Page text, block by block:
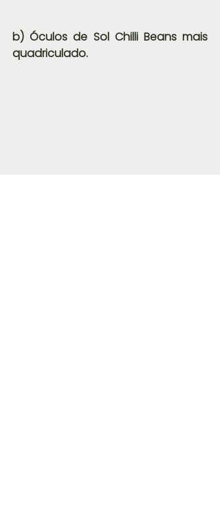
b) Óculos de Sol Chilli Beans mais
quadriculado.